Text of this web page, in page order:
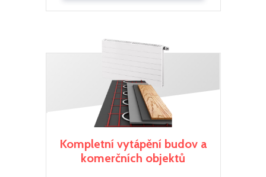
Kompletní vytápění budov a
komerčních objektů